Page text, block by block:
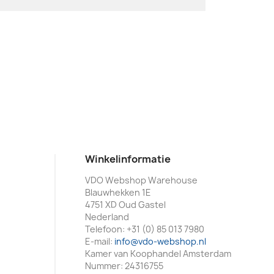
Winkelinformatie
VDO Webshop Warehouse
Blauwhekken 1E
4751 XD Oud Gastel
Nederland
Telefoon: +31 (0) 85 013 7980
E-mail: info@vdo-webshop.nl
Kamer van Koophandel Amsterdam
Nummer: 24316755